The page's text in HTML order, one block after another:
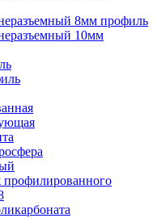
8мм профиль
10мм